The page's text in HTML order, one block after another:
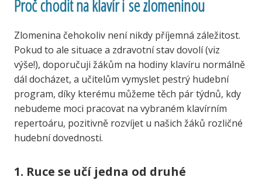
Proč chodit na klavír i se zlomeninou
Zlomenina čehokoliv není nikdy příjemná záležitost.
Pokud to ale situace a zdravotní stav dovolí (viz
výše!), doporučuji žákům na hodiny klavíru normálně
dál docházet, a učitelům vymyslet pestrý hudební
program, díky kterému můžeme těch pár týdnů, kdy
nebudeme moci pracovat na vybraném klavírním
repertoáru, pozitivně rozvíjet u našich žáků rozličné
hudební dovednosti.
1. Ruce se učí jedna od druhé